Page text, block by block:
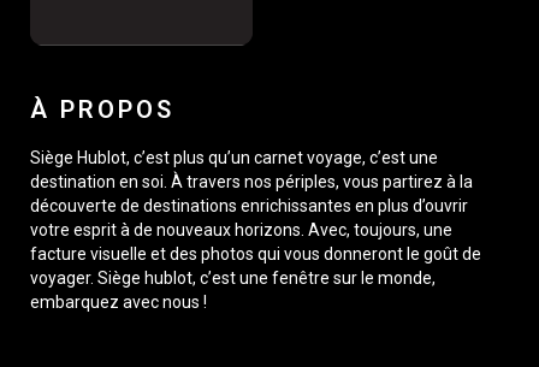
À PROPOS
Siège Hublot, c’est plus qu’un carnet voyage, c’est une
destination en soi. À travers nos périples, vous partirez à la
découverte de destinations enrichissantes en plus d’ouvrir
votre esprit à de nouveaux horizons. Avec, toujours, une
facture visuelle et des photos qui vous donneront le goût de
voyager. Siège hublot, c’est une fenêtre sur le monde,
embarquez avec nous !